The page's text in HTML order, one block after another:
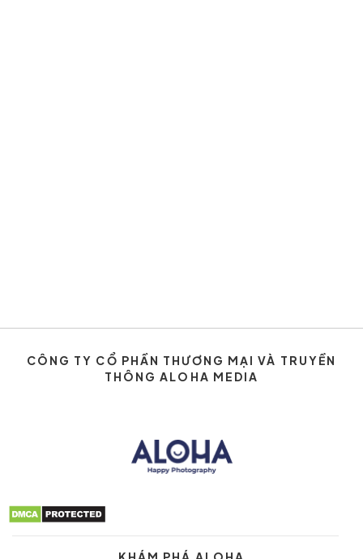
CÔNG TY CỔ PHẦN THƯƠNG MẠI VÀ TRUYỀN
THÔNG ALOHA MEDIA